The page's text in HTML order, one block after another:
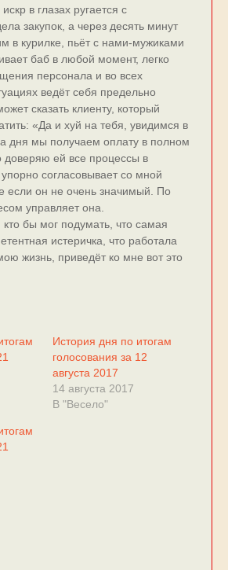
в глазах ругается с
закупок, а через десять минут
в курилке, пьёт с нами-мужиками
баб в любой момент, легко
персонала и во всех
ведёт себя предельно
сказать клиенту, который
«Да и хуй на тебя, увидимся в
дня мы получаем оплату в полном
ей все процессы в
согласовывает со мной
если он не очень значимый. По
управляет она.
кто бы мог подумать, что самая
истеричка, что работала
жизнь, приведёт ко мне вот это
История дня по итогам
голосования за 12
августа 2017
14 августа 2017
В "Весело"